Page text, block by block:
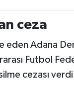
ceza
eden Adana
Futbol
cezası